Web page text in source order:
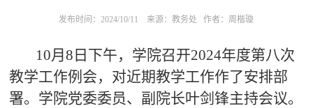
发布时间：2024/10/11 来源：教务处 作者：周楷璇
10月8日下午，学院召开2024年度第八次
教学工作例会，对近期教学工作作了安排部
署。学院党委委员、副院长叶剑锋主持会议。